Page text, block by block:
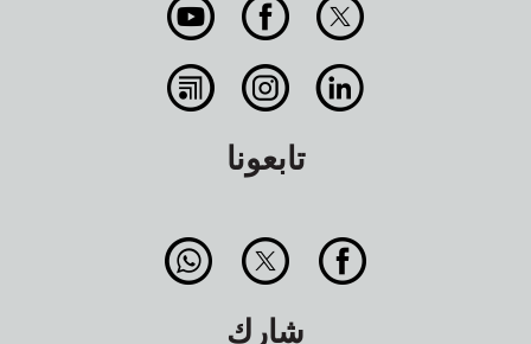
تابعونا
شارك